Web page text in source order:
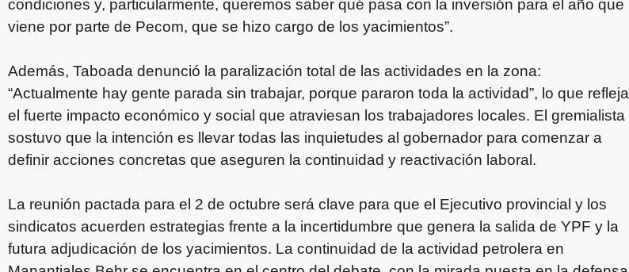
condiciones y, particularmente, queremos saber qué pasa con la inversión para el año que
viene por parte de Pecom, que se hizo cargo de los yacimientos”.
Además, Taboada denunció la paralización total de las actividades en la zona:
“Actualmente hay gente parada sin trabajar, porque pararon toda la actividad”, lo que refleja
el fuerte impacto económico y social que atraviesan los trabajadores locales. El gremialista
sostuvo que la intención es llevar todas las inquietudes al gobernador para comenzar a
definir acciones concretas que aseguren la continuidad y reactivación laboral.
La reunión pactada para el 2 de octubre será clave para que el Ejecutivo provincial y los
sindicatos acuerden estrategias frente a la incertidumbre que genera la salida de YPF y la
futura adjudicación de los yacimientos. La continuidad de la actividad petrolera en